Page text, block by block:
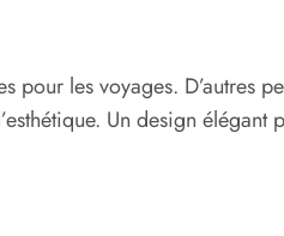
les voyages. D’autres
Un design élégant